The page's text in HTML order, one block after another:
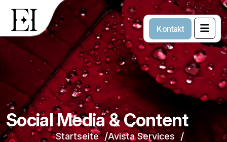
Kontakt
Social Media & Content
Startseite
Avista Services